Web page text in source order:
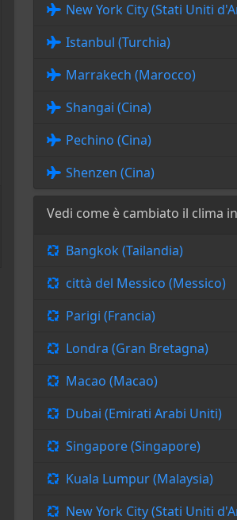
New York City (Stati Uniti
Istanbul (Turchia)
Marrakech (Marocco)
Shangai (Cina)
Pechino (Cina)
Shenzen (Cina)
Vedi come è cambiato il clima
Bangkok (Tailandia)
città del Messico (Messico)
Parigi (Francia)
Londra (Gran Bretagna)
Macao (Macao)
Dubai (Emirati Arabi Uniti)
Singapore (Singapore)
Kuala Lumpur (Malaysia)
New York City (Stati Uniti